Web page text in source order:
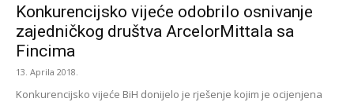
Konkurencijsko vijeće odobrilo osnivanje
zajedničkog društva ArcelorMittala sa
Fincima
13. Aprila 2018.
Konkurencijsko vijeće BiH donijelo je rješenje kojim je ocijenjena